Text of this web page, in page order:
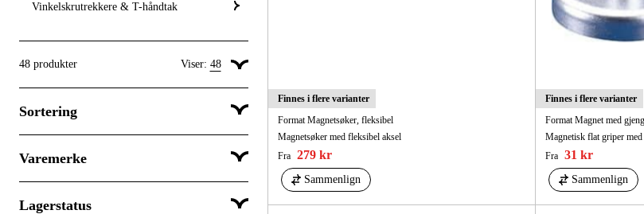
Vinkelskrutrekkere & T-håndtak
48 produkter Viser: 48
Vis 48 produkter per side
Sortering
Popularitet
Varemerke
Bahco
Lagerstatus
Finnes i flere varianter
Format Magnetsøker, fleksibel
Magnetsøker med fleksibel aksel
Fra
279 kr
Sammenlign
Finnes i flere varianter
Format Magnet med
Magnetisk flat griper med
Fra 31 kr
Sammenlign